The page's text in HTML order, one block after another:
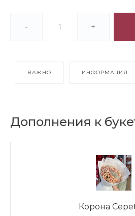
- +
ВАЖНО ИНФОРМАЦИЯ
Дополнения к
Корона